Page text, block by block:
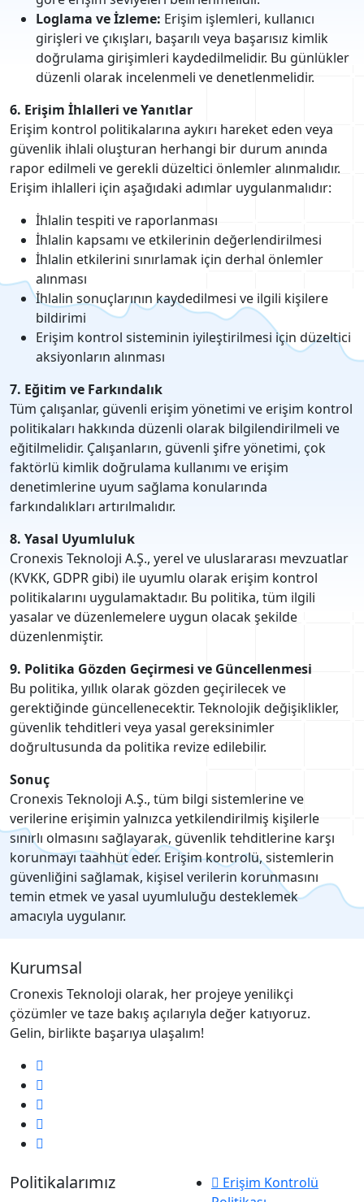
Loglama ve İzleme: Erişim işlemleri, kullanıcı
girişleri ve çıkışları, başarılı veya başarısız kimlik
doğrulama girişimleri kaydedilmelidir. Bu günlükler
düzenli olarak incelenmeli ve denetlenmelidir.
6. Erişim İhlalleri ve Yanıtlar
Erişim kontrol politikalarına aykırı hareket eden veya
güvenlik ihlali oluşturan herhangi bir durum anında
rapor edilmeli ve gerekli düzeltici önlemler alınmalıdır.
Erişim ihlalleri için aşağıdaki adımlar uygulanmalıdır:
İhlalin tespiti ve raporlanması
İhlalin kapsamı ve etkilerinin değerlendirilmesi
İhlalin etkilerini sınırlamak için derhal önlemler
alınması
İhlalin sonuçlarının kaydedilmesi ve ilgili kişilere
bildirimi
Erişim kontrol sisteminin iyileştirilmesi için düzeltici
aksiyonların alınması
7. Eğitim ve Farkındalık
Tüm çalışanlar, güvenli erişim yönetimi ve erişim kontrol
politikaları hakkında düzenli olarak bilgilendirilmeli ve
eğitilmelidir. Çalışanların, güvenli şifre yönetimi, çok
faktörlü kimlik doğrulama kullanımı ve erişim
denetimlerine uyum sağlama konularında
farkındalıkları artırılmalıdır.
8. Yasal Uyumluluk
Cronexis Teknoloji A.Ş., yerel ve uluslararası mevzuatlar
(KVKK, GDPR gibi) ile uyumlu olarak erişim kontrol
politikalarını uygulamaktadır. Bu politika, tüm ilgili
yasalar ve düzenlemelere uygun olacak şekilde
düzenlenmiştir.
9. Politika Gözden Geçirmesi ve Güncellenmesi
Bu politika, yıllık olarak gözden geçirilecek ve
gerektiğinde güncellenecektir. Teknolojik değişiklikler,
güvenlik tehditleri veya yasal gereksinimler
doğrultusunda da politika revize edilebilir.
Sonuç
Cronexis Teknoloji A.Ş., tüm bilgi sistemlerine ve
verilerine erişimin yalnızca yetkilendirilmiş kişilerle
sınırlı olmasını sağlayarak, güvenlik tehditlerine karşı
korunmayı taahhüt eder. Erişim kontrolü, sistemlerin
güvenliğini sağlamak, kişisel verilerin korunmasını
temin etmek ve yasal uyumluluğu desteklemek
amacıyla uygulanır.
Kurumsal
Cronexis Teknoloji olarak, her projeye yenilikçi
çözümler ve taze bakış açılarıyla değer katıyoruz.
Gelin, birlikte başarıya ulaşalım!
Politikalarımız
Erişim Kontrolü